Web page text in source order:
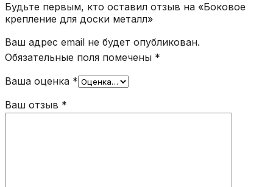
Будьте первым, кто оставил отзыв на «Боковое
крепление для доски металл»
Ваш адрес email не будет опубликован.
Обязательные поля помечены *
Ваша оценка *
Ваш отзыв *